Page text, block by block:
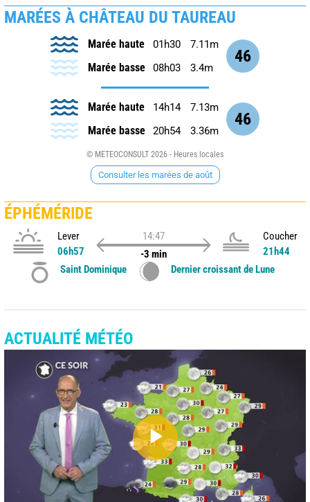
MARÉES À CHÂTEAU DU TAUREAU
46
Marée haute 01h30 7.11m
Marée basse 08h03 3.4m
46
Marée haute 14h14 7.13m
Marée basse 20h54 3.36m
© METEOCONSULT 2026 - Heures locales
Consulter les marées de août
ÉPHÉMÉRIDE
Lever
06h57
14:47
-3 min
Coucher
21h44
Saint Dominique
Dernier croissant de Lune
ACTUALITÉ MÉTÉO